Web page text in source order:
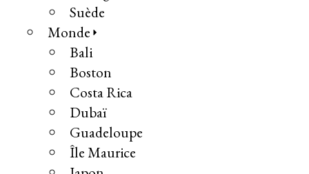
Suède
Monde
Bali
Boston
Costa Rica
Dubaï
Guadeloupe
Île Maurice